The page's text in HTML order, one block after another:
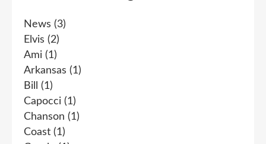
News (3)
Elvis (2)
Ami (1)
Arkansas (1)
Bill
(1)
Capocci (1)
Chanson (1)
Coast (1)